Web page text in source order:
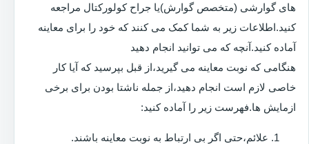
های گوارشی (متخصص گوارش)یا جراح کولورکتال مراجعه
کنید.اطلاعات زیر به شما کمک می کنند که خود را برای معاینه
آماده کنید.آنچه که می توانید انجام دهید
هنگامی که نوبت معاینه می گیرید،از قبل بپرسید که آیا کار
خاصی لازم است انجام دهید،از جمله ناشتا بودن برای برخی
ازمایش ها.فهرست زیر را آماده کنید:
علائم،حتی اگر بی ارتباط به نوبت معاینه باشند.